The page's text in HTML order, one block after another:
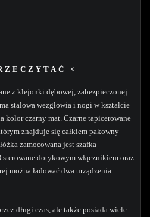
<
z klejonki dębowej, zabezpieczonej
stalowa wezgłowia i nogi w kształcie
kolor czarny mat. Czarne tapicerowane
znajduje się całkiem pakowny
zamocowana jest szafka
dotykowym włącznikiem oraz
można ładować dwa urządzenia
długi czas, ale także posiada wiele